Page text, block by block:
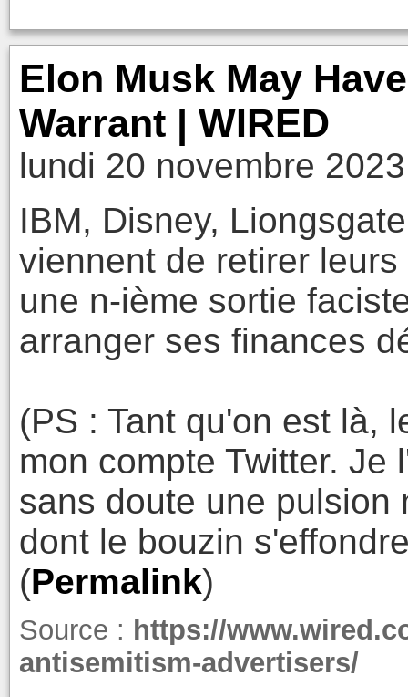
Elon Musk May
Warrant | WIRED
lundi 20 novembre
IBM, Disney,
viennent de retirer
une n-ième sortie
arranger ses finances
(PS : Tant qu'on est là,
mon compte Twitter. Je
sans doute une pulsion
dont le bouzin
(Permalink)
Source : https://
antisemitism-advertisers/